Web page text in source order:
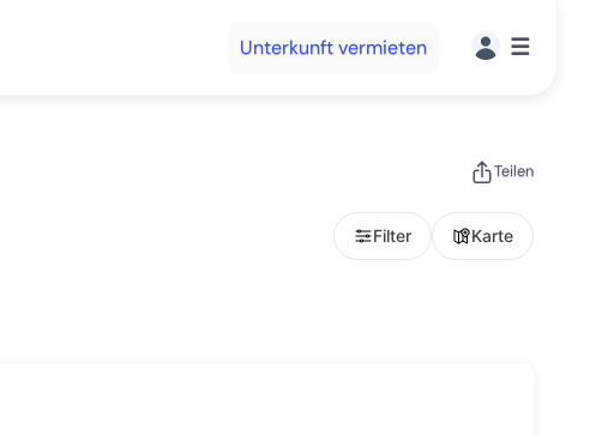
Unterkunft vermieten ☰
Teilen
Filter Karte